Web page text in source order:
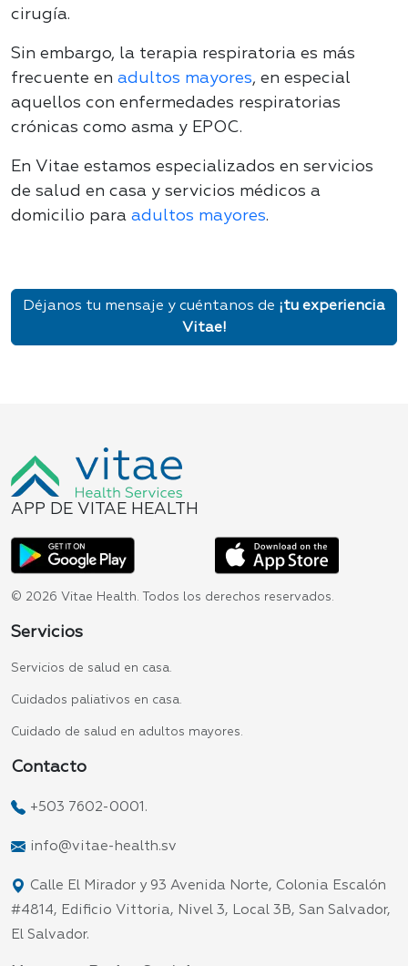
cirugía.
Sin embargo, la terapia respiratoria es más
frecuente en adultos mayores, en especial
aquellos con enfermedades respiratorias
crónicas como asma y EPOC.
En Vitae estamos especializados en servicios
de salud en casa y servicios médicos a
domicilio para adultos mayores.
Déjanos tu mensaje y cuéntanos de ¡tu experiencia
Vitae!
APP DE VITAE HEALTH
© 2026 Vitae Health. Todos los derechos reservados.
Servicios
Servicios de salud en casa.
Cuidados paliativos en casa.
Cuidado de salud en adultos mayores.
Contacto
+503 7602-0001.
info@vitae-health.sv
Calle El Mirador y 93 Avenida Norte, Colonia Escalón
#4814, Edificio Vittoria, Nivel 3, Local 3B, San Salvador,
El Salvador.